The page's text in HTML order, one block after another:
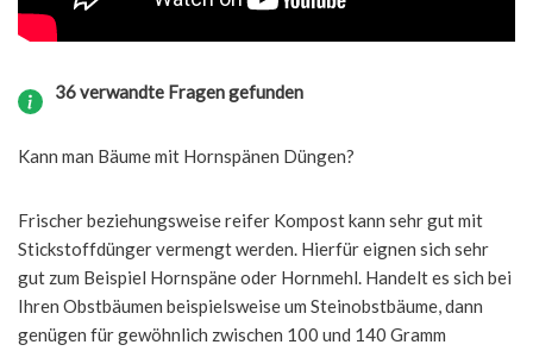
36 verwandte Fragen gefunden
Kann man Bäume mit Hornspänen Düngen?
Frischer beziehungsweise reifer Kompost kann sehr gut mit
Stickstoffdünger vermengt werden. Hierfür eignen sich sehr
gut zum Beispiel Hornspäne oder Hornmehl. Handelt es sich bei
Ihren Obstbäumen beispielsweise um Steinobstbäume, dann
genügen für gewöhnlich zwischen 100 und 140 Gramm